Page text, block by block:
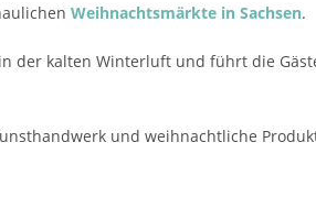
Weihnachtsmärkte in Sachsen.
der kalten Winterluft und führt die
und weihnachtliche